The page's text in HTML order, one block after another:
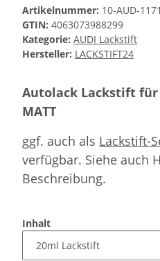
Artikelnummer: 10-AUD-1171
GTIN: 4063073988299
Kategorie: AUDI Lackstift
Hersteller: LACKSTIFT24
Autolack Lackstift für
MATT
ggf. auch als Lackstift-
verfügbar. Siehe auch
Beschreibung.
Inhalt